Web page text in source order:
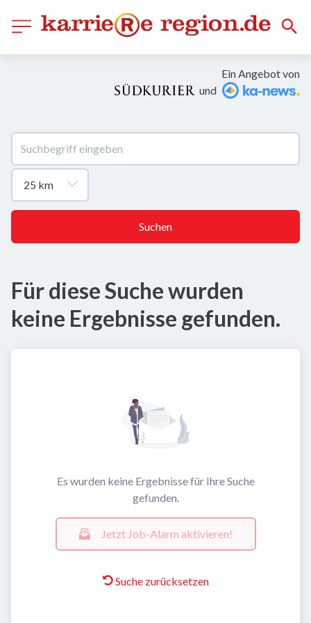
Ein Angebot von
und
Suchen
Für diese Suche wurden
keine Ergebnisse gefunden.
Es wurden keine Ergebnisse für Ihre Suche
gefunden.
Jetzt Job-Alarm aktivieren!
Suche zurücksetzen